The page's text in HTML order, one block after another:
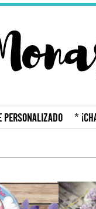
PERSONALIZADO *